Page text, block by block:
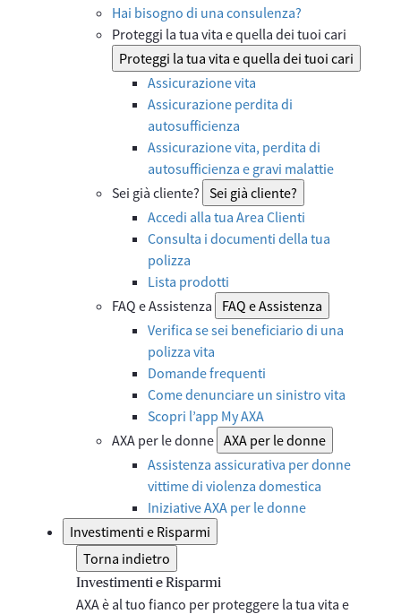
Hai bisogno di una consulenza?
Proteggi la tua vita e quella dei tuoi cari
Proteggi la tua vita e quella dei tuoi cari
Assicurazione vita
Assicurazione perdita di
autosufficienza
Assicurazione vita, perdita di
autosufficienza e gravi malattie
Sei già cliente? Sei già cliente?
Accedi alla tua Area Clienti
Consulta i documenti della tua
polizza
Lista prodotti
FAQ e Assistenza
FAQ e Assistenza
Verifica se sei beneficiario di una
polizza vita
Domande frequenti
Come denunciare un sinistro vita
Scopri l’app My AXA
AXA per le donne AXA per le donne
Assistenza assicurativa per donne
vittime di violenza domestica
Iniziative AXA per le donne
Investimenti e Risparmi
Torna indietro
Investimenti e Risparmi
AXA è al tuo fianco per proteggere la tua vita e